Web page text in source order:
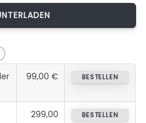
99,00 € BESTELLEN
299,00
BESTELLEN